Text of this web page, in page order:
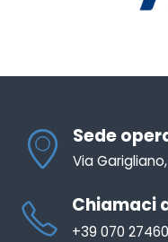
Sede
Via Garigliano,
Chiamaci
+39 070